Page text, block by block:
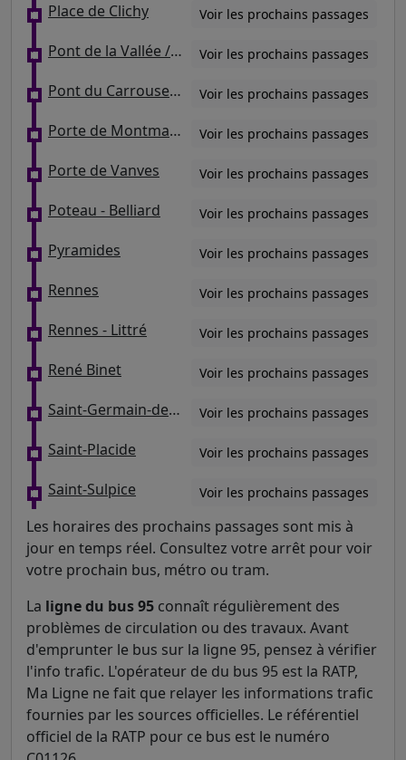
Place de Clichy Voir les prochains passages
Pont de la Vallée / Adolphe Pinard Voir les prochains passages
Pont du Carrousel - Quai Voltaire Voir les prochains passages
Porte de Montmartre / Gérard de Nerval Voir les prochains passages
Porte de Vanves Voir les prochains passages
Poteau - Belliard Voir les prochains passages
Pyramides Voir les prochains passages
Rennes Voir les prochains passages
Rennes - Littré Voir les prochains passages
René Binet Voir les prochains passages
Saint-Germain-des-Prés Voir les prochains passages
Saint-Placide Voir les prochains passages
Saint-Sulpice Voir les prochains passages
Les horaires des prochains passages sont mis à
jour en temps réel. Consultez votre arrêt pour voir
votre prochain bus, métro ou tram.
La ligne du bus 95 connaît régulièrement des
problèmes de circulation ou des travaux. Avant
d'emprunter le bus sur la ligne 95, pensez à vérifier
l'info trafic. L'opérateur de du bus 95 est la RATP,
Ma Ligne ne fait que relayer les informations trafic
fournies par les sources officielles. Le référentiel
officiel de la RATP pour ce bus est le numéro